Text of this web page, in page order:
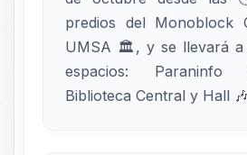
predios del Monoblock
UMSA 🏛️, y se llevará a
espacios: Paraninfo
Biblioteca Central y Hall